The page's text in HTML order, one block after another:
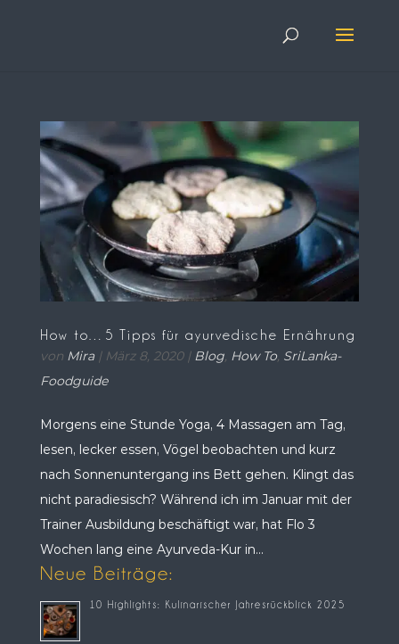
How to…5 Tipps für ayurvedische Ernährung
von Mira| März 8, 2020| Blog, How To, SriLanka-
Foodguide
Morgens eine Stunde Yoga, 4 Massagen am Tag,
lesen, lecker essen, Vögel beobachten und kurz
nach Sonnenuntergang ins Bett gehen. Klingt das
nicht paradiesisch? Während ich im Januar mit der
Trainer Ausbildung beschäftigt war, hat Flo 3
Wochen lang eine Ayurveda-Kur in...
Neue Beiträge:
10 Highlights: Kulinarischer Jahresrückblick 2025